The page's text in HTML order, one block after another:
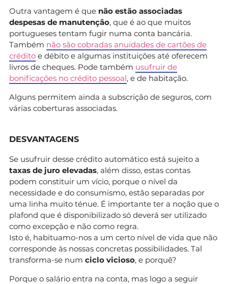
Outra vantagem é que não estão associadas
despesas de manutenção, que é ao que muitos
portugueses tentam fugir numa conta bancária.
Também não são cobradas anuidades de cartões de
crédito e débito e algumas instituições até oferecem
livros de cheques. Pode também usufruir de
bonificações no crédito pessoal, e de habitação.
Alguns permitem ainda a subscrição de seguros, com
várias coberturas associadas.
DESVANTAGENS
Se usufruir desse crédito automático está sujeito a
taxas de juro elevadas, além disso, estas contas
podem constituir um vício, porque o nível da
necessidade e do consumismo, estão separadas por
uma linha muito ténue. É importante ter a noção que o
plafond que é disponibilizado só deverá ser utilizado
como excepção e não como regra.
Isto é, habituamo-nos a um certo nível de vida que não
corresponde às nossas concretas possibilidades. Tal
transforma-se num ciclo vicioso, e porquê?
Porque o salário entra na conta, mas logo a seguir